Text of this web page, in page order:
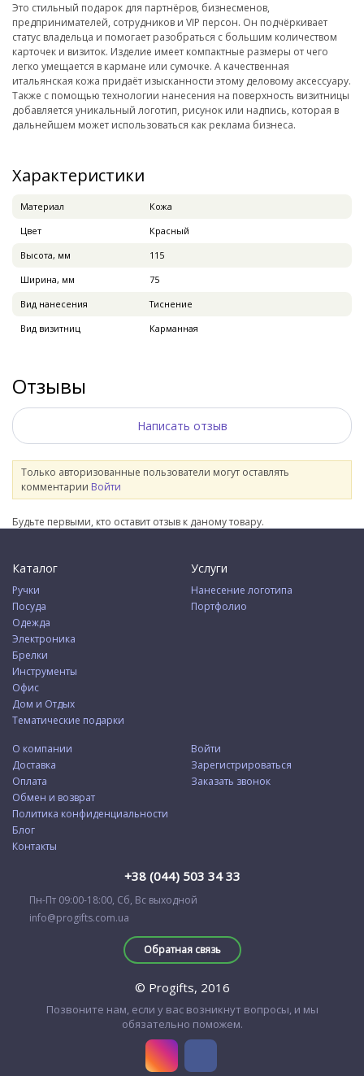
Это стильный подарок для партнёров, бизнесменов,
предпринимателей, сотрудников и VIP персон. Он подчёркивает
статус владельца и помогает разобраться с большим количеством
карточек и визиток. Изделие имеет компактные размеры от чего
легко умещается в кармане или сумочке. А качественная
итальянская кожа придаёт изысканности этому деловому аксессуару.
Также с помощью технологии нанесения на поверхность визитницы
добавляется уникальный логотип, рисунок или надпись, которая в
дальнейшем может использоваться как реклама бизнеса.
Характеристики
Материал
Кожа
Цвет
Красный
Высота, мм
115
Ширина, мм
75
Вид нанесения
Тиснение
Вид визитниц
Карманная
Отзывы
Написать отзыв
Только авторизованные пользователи могут оставлять
комментарии Войти
Будьте первыми, кто оставит отзыв к даному товару.
Каталог
Ручки
Посуда
Одежда
Электроника
Брелки
Инструменты
Офис
Дом и Отдых
Тематические подарки
Услуги
Нанесение логотипа
Портфолио
О компании
Доставка
Оплата
Обмен и возврат
Политика конфиденциальности
Блог
Контакты
Войти
Зарегистрироваться
Заказать звонок
+38 (044) 503 34 33
Пн-Пт 09:00-18:00, Сб, Вс выходной
info@progifts.com.ua
Обратная связь
© Progifts, 2016
Позвоните нам, если у вас возникнут вопросы, и мы
обязательно поможем.